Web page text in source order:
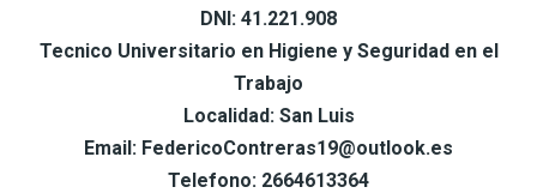
DNI: 41.221.908
Tecnico Universitario en Higiene y Seguridad en el
Trabajo
Localidad: San Luis
Email: FedericoContreras19@outlook.es
Telefono: 2664613364